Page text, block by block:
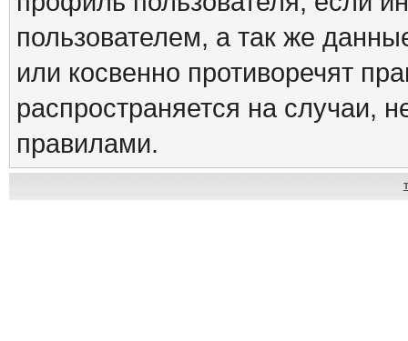
пользователем, а так же
или косвенно противоречят
распространяется на случаи,
правилами.